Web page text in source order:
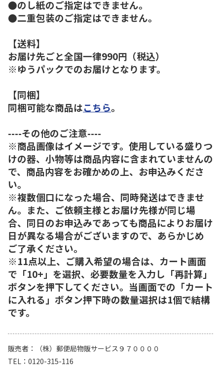
●のし紙のご指定はできません。
●二重包装のご指定はできません。
【送料】
お届け先ごと全国一律990円（税込）
※ゆうパックでのお届けとなります。
【同梱】
同梱可能な商品はこちら。
----その他のご注意----
※商品画像はイメージです。使用している盛りつ
けの器、小物等は商品内容に含まれていませんの
で、商品内容をお確かめの上、お申込みくださ
い。
※複数個口になった場合、同時発送はできませ
ん。また、ご依頼主様とお届け先様が同じ場
合、同日のお申込みであっても商品によりお届け
日が異なる場合がございますので、あらかじめ
ご了承ください。
※11点以上、ご購入希望の場合は、カート画面
で「10+」を選択、必要数量を入力し「再計算」
ボタンを押下してください。当画面での「カート
に入れる」ボタン押下時の数量選択は1個で結構
です。
販売者
（株）郵便局物販サービス９７００００
TEL
0120-315-116